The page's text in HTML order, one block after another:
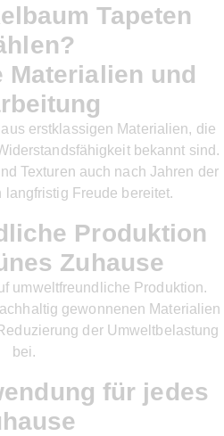
Tapeten
Materialien und
erstklassigen Materialien, die
bekannt sind.
Texturen auch nach Jahren der
langfristig Freude bereitet.
Produktion
Zuhause
umweltfreundliche Produktion.
gewonnenen Materialien
der Umweltbelastung
bei.
für jedes